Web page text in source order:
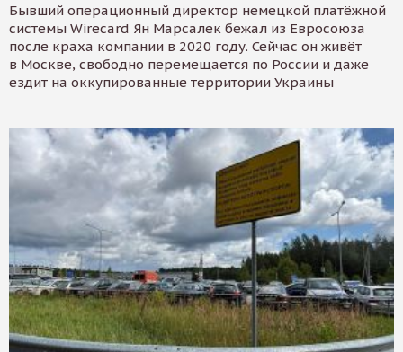
Бывший операционный директор немецкой платёжной
системы Wirecard Ян Марсалек бежал из Евросоюза
после краха компании в 2020 году. Сейчас он живёт
в Москве, свободно перемещается по России и даже
ездит на оккупированные территории Украины